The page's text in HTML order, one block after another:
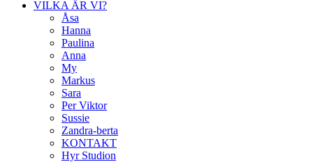
VILKA ÄR VI?
Åsa
Hanna
Paulina
Anna
My
Markus
Sara
Per Viktor
Sussie
Zandra-berta
KONTAKT
Hyr Studion